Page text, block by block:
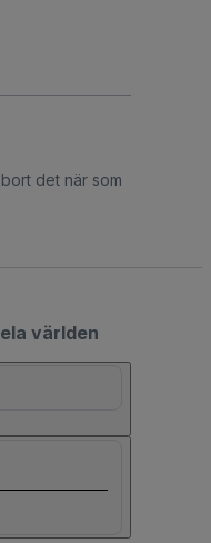
det när som
världen